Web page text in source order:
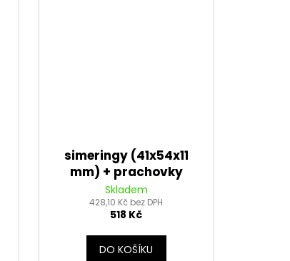
simeringy (41x54x11
mm) + prachovky
(41x54/59x5,5/15 mm)
do př. vidlice, Tourmax
Skladem
428,10 Kč bez DPH
518 Kč
DO KOŠÍKU